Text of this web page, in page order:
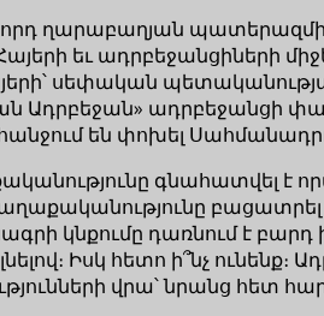
ղարաբաղյան պատերազմին
եւ ադրբեջանցիների
սեփական
Ադրբեջան»
են փոխել
գնահատվել է
կնքումը դառնում է բարդ
Իսկ հետո ի՞նչ
վրա՝ նրանց հետ